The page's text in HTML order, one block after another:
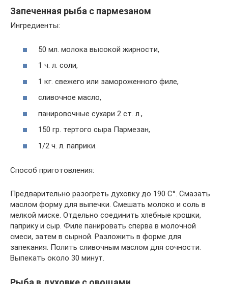
Запеченная рыба с пармезаном
Ингредиенты:
50 мл. молока высокой жирности,
1 ч. л. соли,
1 кг. свежего или замороженного филе,
сливочное масло,
панировочные сухари 2 ст. л.,
150 гр. тертого сыра Пармезан,
1/2 ч. л. паприки.
Способ приготовления:
Предварительно разогреть духовку до 190 С°. Смазать
маслом форму для выпечки. Смешать молоко и соль в
мелкой миске. Отдельно соединить хлебные крошки,
паприку и сыр. Филе панировать сперва в молочной
смеси, затем в сырной. Разложить в форме для
запекания. Полить сливочным маслом для сочности.
Выпекать около 30 минут.